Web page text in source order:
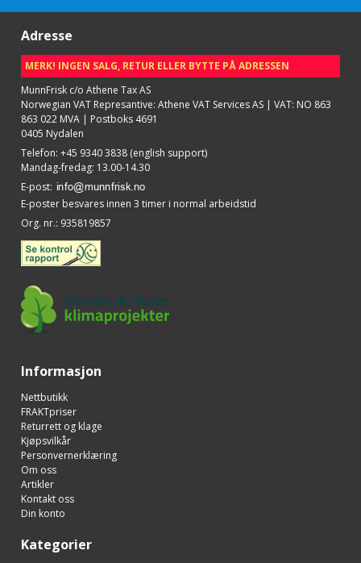
Adresse
MERK! INGEN SALG, RETUR ELLER BYTTE PÅ ADRESSEN
MunnFrisk c/o Athene Tax AS
Norwegian VAT Represantive: Athene VAT Services AS | VAT: NO 863
863 022 MVA | Postboks 4691
0405 Nydalen
Telefon: +45 9340 3838 (english support)
Mandag-fredag: 13.00-14.30
E-post:
E-poster besvares innen 3 timer i normal arbeidstid
Org. nr.: 935819857
Informasjon
Nettbutikk
FRAKTpriser
Returrett og klage
Kjøpsvilkår
Personvernerklæring
Om oss
Artikler
Kontakt oss
Din konto
Kategorier